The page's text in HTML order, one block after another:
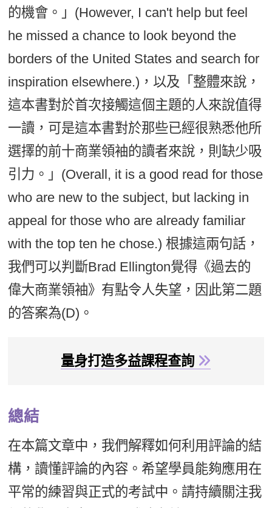
的機會。」(However, I can't help but feel
he missed a chance to look beyond the
borders of the United States and search for
inspiration elsewhere.)，以及「整體來說，
這本書對於首次接觸這個主題的人來說值得
一讀，可是這本書對於那些已經很熟悉他所
選擇的前十商業領袖的讀者來說，則缺少吸
引力。」(Overall, it is a good read for those
who are new to the subject, but lacking in
appeal for those who are already familiar
with the top ten he chose.) 根據這兩句話，
我們可以判斷Brad Ellington覺得《過去的
偉大商業領袖》有點令人失望，因此第二題
的答案為(D)。
量身打造多益課程查詢
總結
在本篇文章中，我們解釋如何利用評論的結
構，讀懂評論的內容。希望學員能夠應用在
平常的練習與正式的考試中。請持續關注我